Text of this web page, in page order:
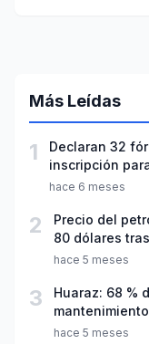
Más Leídas
1
Declaran 32
inscripción
hace 6 meses
2
Precio del
80 dólares
hace 5 meses
3
Huaraz: 68 %
año escolar
hace 5 meses